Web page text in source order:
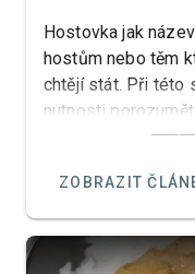
Hostovka jak
hostům nebo těm
chtějí stát. Při této
nutnosti
našem
ZOBRAZIT